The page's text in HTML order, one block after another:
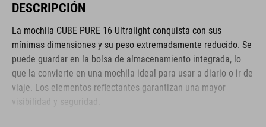
DESCRIPCIÓN
La mochila CUBE PURE 16 Ultralight conquista con sus
mínimas dimensiones y su peso extremadamente reducido. Se
puede guardar en la bolsa de almacenamiento integrada, lo
que la convierte en una mochila ideal para usar a diario o ir de
viaje. Los elementos reflectantes garantizan una mayor
visibilidad y seguridad.